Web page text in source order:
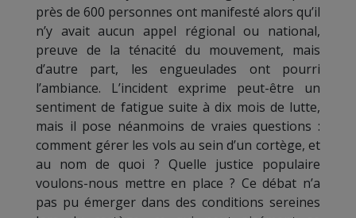
près de 600 personnes ont manifesté alors qu’il
n’y avait aucun appel régional ou national,
preuve de la ténacité du mouvement, mais
d’autre part, les engueulades ont pourri
l’ambiance. L’incident exprime peut-être un
sentiment de fatigue suite à dix mois de lutte,
mais il pose néanmoins de vraies questions :
comment gérer les vols au sein d’un cortège, et
au nom de quoi ? Quelle justice populaire
voulons-nous mettre en place ? Ce débat n’a
pas pu émerger dans des conditions sereines